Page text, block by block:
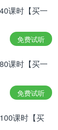
THÉÂTRE
on
课时【买一
免费试听
课时【买一
免费试听
课时【买